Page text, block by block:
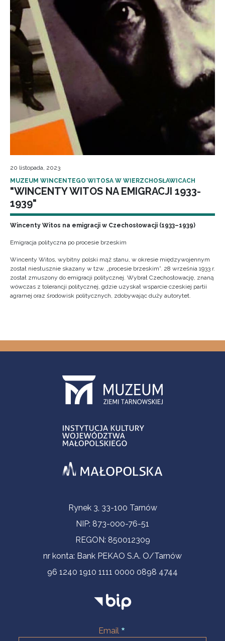
20 listopada, 2023
MUZEUM WINCENTEGO WITOSA W WIERZCHOSŁAWICACH
"WINCENTY WITOS NA EMIGRACJI 1933-
1939"
Wincenty Witos na emigracji w Czechosłowacji (1933–1939)
Emigracja polityczna po procesie brzeskim
Wincenty Witos, wybitny polski mąż stanu, w okresie międzywojennym
został niesłusznie skazany w tzw. „procesie brzeskim”. 28 września 1933 r.
został zmuszony do emigracji politycznej. Wybrał Czechosłowację, znaną
wówczas z tolerancji politycznej, gdzie uzyskał wsparcie czeskiej partii
agrarnej oraz środowisk politycznych, zdobywając duży autorytet.
Informacje kontaktoweRynek 3, 33-100 Tarnów
NIP: 873-000-76-51
REGON: 850012309
nr konta: Bank PEKAO S.A. O/Tarnów
96 1240 1910 1111 0000 0898 4744
Email